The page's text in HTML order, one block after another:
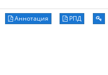
Аннотация РПД